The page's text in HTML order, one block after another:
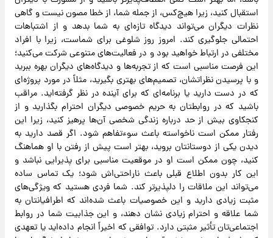
استقبال کنید، زیرا هیچ‌کس، از جمله شما، از خطا مصون نیست و گاهی
نظرات دیگران می‌تواند دیدگاه تازه‌ای به شما بدهد و از اشتباهات
احتمالی جلوگیری کند. امروز روز شلوغی برای شماست، زیرا با افراد
مختلفی در ارتباط خواهید بود و در فعالیت‌های متنوعی شرکت می‌کنید؛
این فرصت مناسبی است که از تجربه‌ها و دیدگاه‌های دیگران بهره ببرید
و با پرسیدن نظراتشان، تصمیم‌های بهتری بگیرید، مثلاً در مورد پروژه‌ای
که در دست دارید یا برنامه‌ای که برای آینده در نظر گرفته‌اید. مراقب
باشید که در روابطتان به حریم خصوصی دیگران احترام بگذارید و از
کنجکاوی بیش از حد درباره زندگی شخصی آن‌ها پرهیز کنید، زیرا این
رفتار ممکن است ناخواسته باعث سوءتفاهم شود. اگر قصد دارید به
دیدن یکی از دوستانتان بروید، بهتر است پیش از رفتن با او هماهنگ
کنید، چون ممکن است او در موقعیت مناسبی برای پذیرایی نباشد و
این کار بدون اطلاع قبلی باعث ناراحتی‌اش شود؛ یک تماس ساده
می‌تواند این ملاقات را دلپذیرتر کند. شما فردی هستید که ویژگی‌های
مثبت زیادی دارید و این خصوصیات باعث شده‌اند که اطرافیانتان به
شما علاقه و احترام زیادی نشان دهند، و این جذابیت شما در روابط
اجتماعی‌تان تأثیر مثبتی دارد. توافقی که اخیراً انجام داده‌اید یا تعهدی